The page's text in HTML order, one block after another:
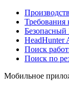
Безопасный
HeadHunter
Поиск
Поиск по
Мобильное